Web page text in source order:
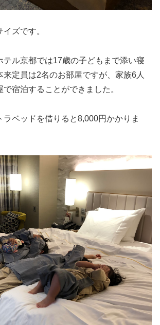
ズです。
テル京都では17歳の子どもまで添い寝
来定員は2名のお部屋ですが、家族6人
宿泊することができました。
ラベッドを借りると8,000円かかりま